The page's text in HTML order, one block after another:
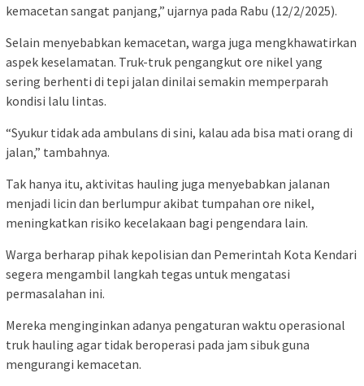
kemacetan sangat panjang,” ujarnya pada Rabu (12/2/2025).
Selain menyebabkan kemacetan, warga juga mengkhawatirkan
aspek keselamatan. Truk-truk pengangkut ore nikel yang
sering berhenti di tepi jalan dinilai semakin memperparah
kondisi lalu lintas.
“Syukur tidak ada ambulans di sini, kalau ada bisa mati orang di
jalan,” tambahnya.
Tak hanya itu, aktivitas hauling juga menyebabkan jalanan
menjadi licin dan berlumpur akibat tumpahan ore nikel,
meningkatkan risiko kecelakaan bagi pengendara lain.
Warga berharap pihak kepolisian dan Pemerintah Kota Kendari
segera mengambil langkah tegas untuk mengatasi
permasalahan ini.
Mereka menginginkan adanya pengaturan waktu operasional
truk hauling agar tidak beroperasi pada jam sibuk guna
mengurangi kemacetan.